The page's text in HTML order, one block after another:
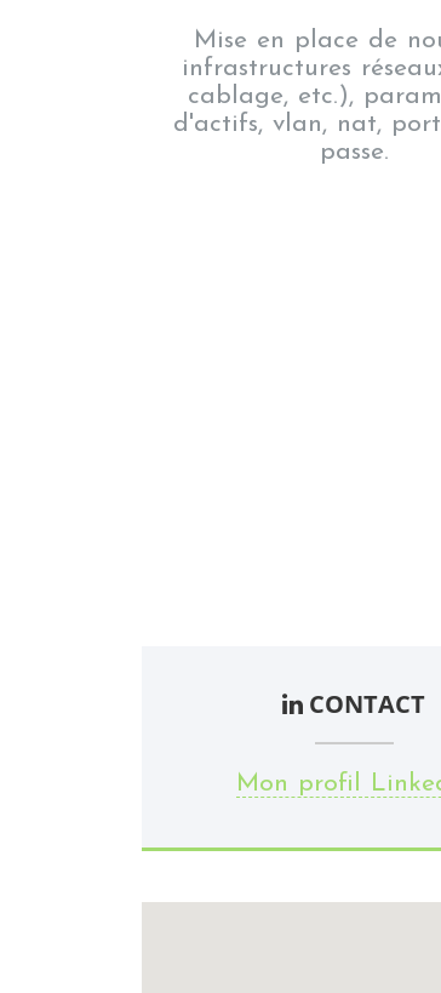
Mise en place de
infrastructures
cablage, etc.),
d'actifs, vlan, nat,
passe.
CONTACT
Mon profil